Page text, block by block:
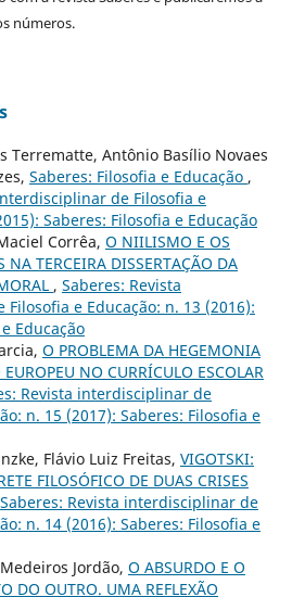
números.
Terrematte, Antônio Basílio Novaes
Saberes: Filosofia e Educação ,
de Filosofia e
Saberes: Filosofia e Educação
Corrêa, O NIILISMO E OS
NA TERCEIRA DISSERTAÇÃO DA
, Saberes: Revista
e Educação: n. 13 (2016):
Educação
O PROBLEMA DA HEGEMONIA
NO CURRÍCULO ESCOLAR
Revista interdisciplinar de
n. 15 (2017): Saberes: Filosofia e
Flávio Luiz Freitas, VIGOTSKI:
FILOSÓFICO DE DUAS CRISES
Saberes: Revista interdisciplinar de
n. 14 (2016): Saberes: Filosofia e
Jordão, O ABSURDO E O
DO OUTRO. UMA REFLEXÃO